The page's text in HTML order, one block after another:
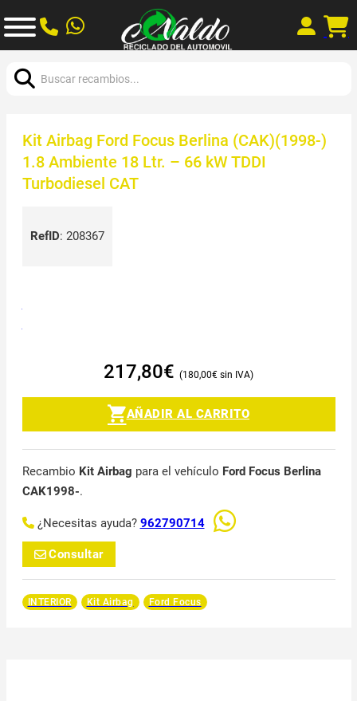
Kit Airbag Ford Focus Berlina (CAK)(1998-)
1.8 Ambiente 18 Ltr. – 66 kW TDDI
Turbodiesel CAT
RefID: 208367
217,80€ 180,00€
AÑADIR AL CARRITO
Recambio Kit Airbag para el vehículo Ford Focus Berlina
CAK1998-.
¿Necesitas ayuda? 962790714
Consultar
INTERIOR Kit Airbag Ford Focus